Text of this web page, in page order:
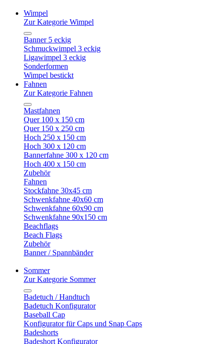
Wimpel
Zur Kategorie Wimpel
Banner 5 eckig
Schmuckwimpel 3 eckig
Ligawimpel 3 eckig
Sonderformen
Wimpel bestickt
Fahnen
Zur Kategorie Fahnen
Mastfahnen
Quer 100 x 150 cm
Quer 150 x 250 cm
Hoch 250 x 150 cm
Hoch 300 x 120 cm
Bannerfahne 300 x 120 cm
Hoch 400 x 150 cm
Zubehör
Fahnen
Stockfahne 30x45 cm
Schwenkfahne 40x60 cm
Schwenkfahne 60x90 cm
Schwenkfahne 90x150 cm
Beachflags
Beach Flags
Zubehör
Banner / Spannbänder
Sommer
Zur Kategorie Sommer
Badetuch / Handtuch
Badetuch Konfigurator
Baseball Cap
Konfigurator für Caps und Snap Caps
Badeshorts
Badeshort Konfigurator